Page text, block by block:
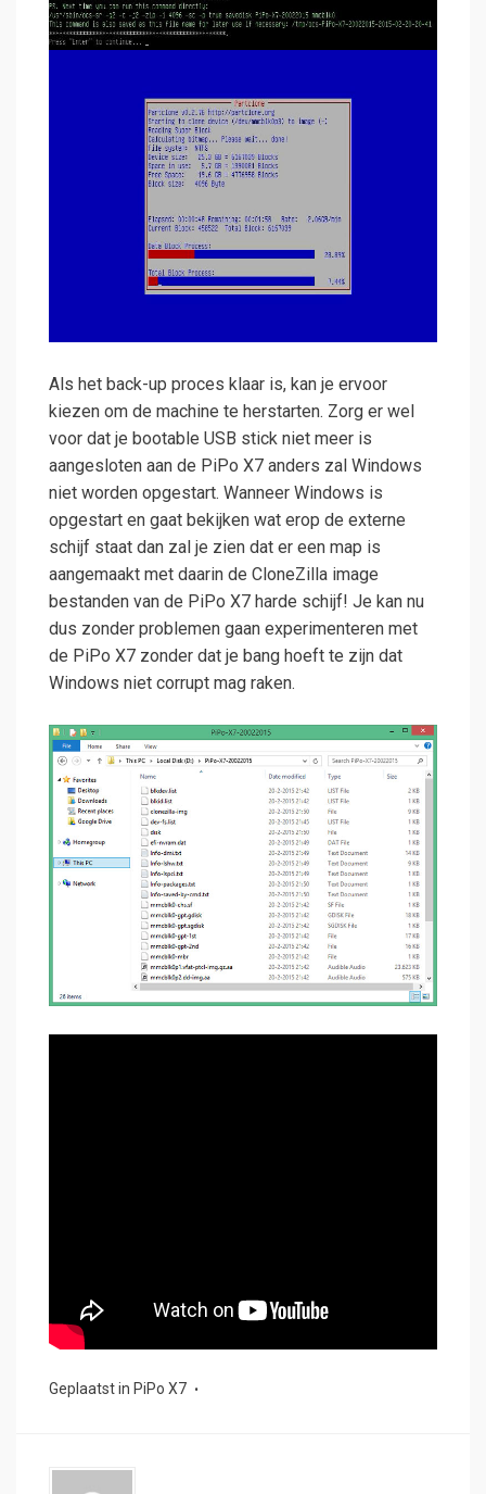
Als het back-up proces klaar is, kan je ervoor
kiezen om de machine te herstarten. Zorg er wel
voor dat je bootable USB stick niet meer is
aangesloten aan de PiPo X7 anders zal Windows
niet worden opgestart. Wanneer Windows is
opgestart en gaat bekijken wat erop de externe
schijf staat dan zal je zien dat er een map is
aangemaakt met daarin de CloneZilla image
bestanden van de PiPo X7 harde schijf! Je kan nu
dus zonder problemen gaan experimenteren met
de PiPo X7 zonder dat je bang hoeft te zijn dat
Windows niet corrupt mag raken.
Geplaatst in PiPo X7